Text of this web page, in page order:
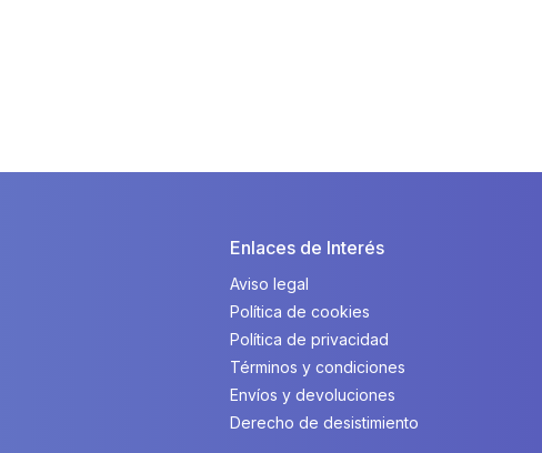
Enlaces de Interés
Aviso legal
Política de cookies
Política de privacidad
Términos y condiciones
Envíos y devoluciones
Derecho de desistimiento